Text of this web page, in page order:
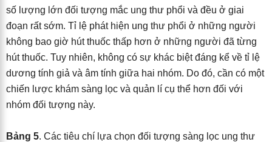
số lượng lớn đối tượng mắc ung thư phổi và đều ở giai
đoạn rất sớm. Tỉ lệ phát hiện ung thư phổi ở những người
không bao giờ hút thuốc thấp hơn ở những người đã từng
hút thuốc. Tuy nhiên, không có sự khác biệt đáng kể về tỉ lệ
dương tính giả và âm tính giữa hai nhóm. Do đó, cần có một
chiến lược khám sàng lọc và quản lí cụ thể hơn đối với
nhóm đối tượng này.
Bảng 5. Các tiêu chí lựa chọn đối tượng sàng lọc ung thư